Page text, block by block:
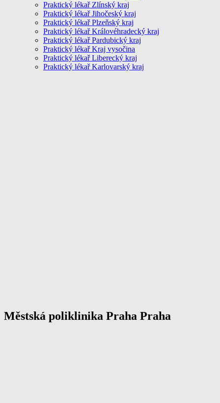
Praktický lékař Zlínský kraj
Praktický lékař Jihočeský kraj
Praktický lékař Plzeňský kraj
Praktický lékař Královéhradecký kraj
Praktický lékař Pardubický kraj
Praktický lékař Kraj vysočina
Praktický lékař Liberecký kraj
Praktický lékař Karlovarský kraj
Městská poliklinika Praha Praha